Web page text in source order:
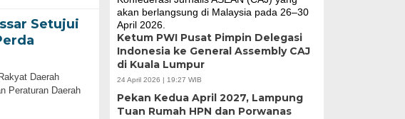
Setujui
Daerah
Peraturan Daerah
Ketum PWI Pusat Pimpin Delegasi
Indonesia ke General Assembly CAJ
di Kuala Lumpur
24 April 2026 | 19:27 WIB
Pekan Kedua April 2027, Lampung
Tuan Rumah HPN dan Porwanas